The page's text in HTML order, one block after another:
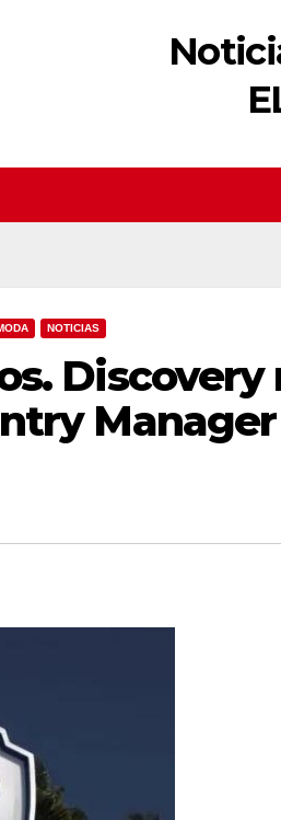
NOTICIAS
Discovery